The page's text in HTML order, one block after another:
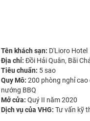
Tên khách sạn: D'Lioro Hotel
Địa chỉ: Đồi Hải Quân, Bãi
Tiêu chuẩn: 5 sao
Quy Mô: 200 phòng nghỉ cao
nướng BBQ
Mở cửa: Quý II năm 2020
Dịch vụ của VHG: Tư vấn kỹ